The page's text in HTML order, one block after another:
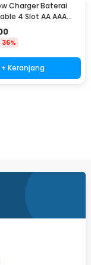
Charger Baterai
4 Slot AA AAA
- DP-K11
36%
+ Keranjang